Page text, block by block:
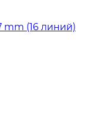
mm (16 линий)